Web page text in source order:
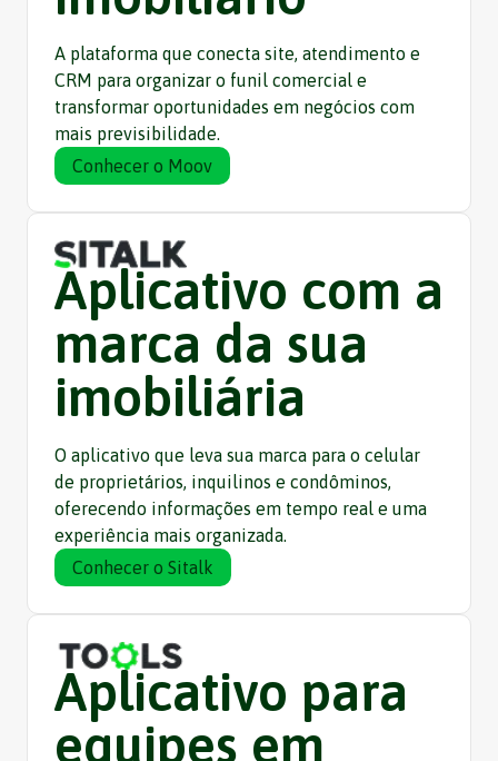
A plataforma que conecta site, atendimento e
CRM para organizar o funil comercial e
transformar oportunidades em negócios com
mais previsibilidade.
Conhecer o Moov
Aplicativo com a
marca da sua
imobiliária
O aplicativo que leva sua marca para o celular
de proprietários, inquilinos e condôminos,
oferecendo informações em tempo real e uma
experiência mais organizada.
Conhecer o Sitalk
Aplicativo para
equipes em